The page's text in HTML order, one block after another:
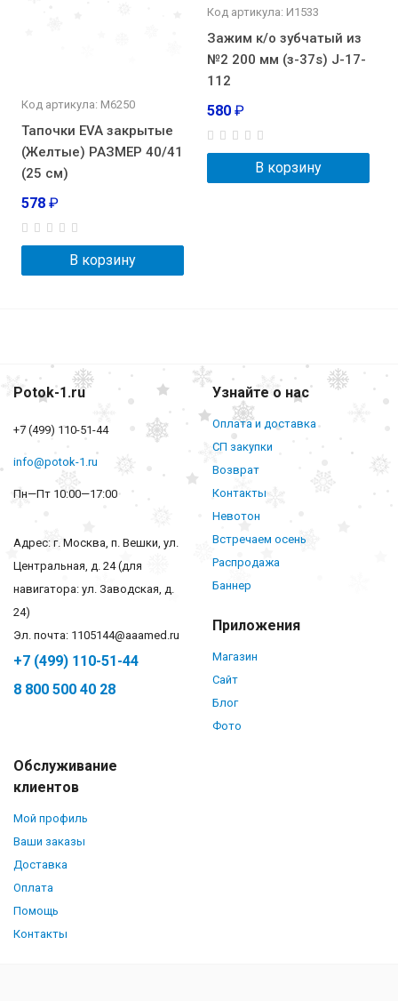
Код артикула: М6250
Тапочки EVA закрытые
(Желтые) РАЗМЕР 40/41
(25 см)
578 ₽
В корзину
Код артикула: И1533
Зажим к/о зубчатый из
№2 200 мм (з-37s) J-17-
112
580 ₽
В корзину
Potok-1.ru
+7 (499) 110-51-44
info@potok-1.ru
Пн—Пт 10:00—17:00
Адрес: г. Москва, п. Вешки, ул.
Центральная, д. 24 (для
навигатора: ул. Заводская, д.
24)
Эл. почта: 1105144@aaamed.ru
+7 (499) 110-51-44
8 800 500 40 28
Узнайте о нас
Оплата и доставка
СП закупки
Возврат
Контакты
Невотон
Встречаем осень
Распродажа
Баннер
Приложения
Магазин
Сайт
Блог
Фото
Обслуживание
клиентов
Мой профиль
Ваши заказы
Доставка
Оплата
Помощь
Контакты